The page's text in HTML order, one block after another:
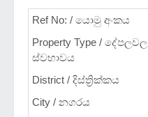
Ref No: / යොමු අංකය
Property Type / දේපලවල
ස්වභාවය
District / දිස්ත්‍රික්කය
City / නගරය